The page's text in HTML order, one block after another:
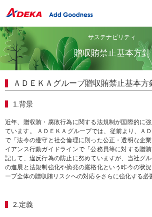
サステナビリティ
贈収賄禁止基本方針
ＡＤＥＫＡグループ贈収賄禁止基本方
1.背景
近年、贈収賄・腐敗行為に関する法規制が国際的に
ています。 ＡＤＥＫＡグループでは、従前より、Ａ
で「法令の遵守と社会倫理に則った公正・透明な企
イアンス行動ガイドラインで「公務員等に対する贈
記して、違反行為の防止に努めていますが、当社グ
の進展と法規制強化や摘発の厳格化という昨今の状
ープ全体の贈収賄リスクへの対応をさらに強化する必
2.定義